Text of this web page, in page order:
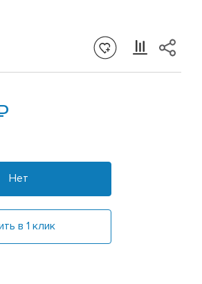
Нет
в 1 клик